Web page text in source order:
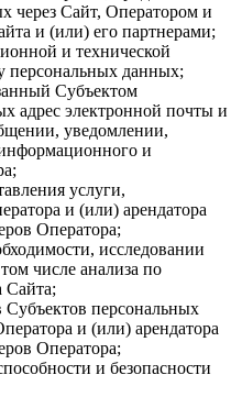
через Сайт, Оператором и
и (или) его партнерами;
и технической
персональных данных;
Субъектом
адрес электронной почты и
уведомлении,
и
услуги,
и (или) арендатора
Оператора;
исследовании
числе анализа по
Сайта;
Субъектов персональных
и (или) арендатора
Оператора;
и безопасности